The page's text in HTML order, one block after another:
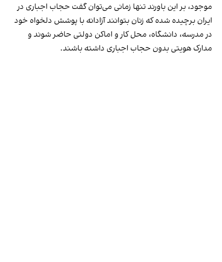
موجود، بر این باورند تنها زمانی می‌توان گفت حجاب اجباری در
ایران برچیده شده که زنان بتوانند آزادانه با پوشش دلخواه خود
در مدرسه، دانشگاه، محل کار و اماکن دولتی حاضر شوند و
مدارک هویتی بدون حجاب اجباری داشته باشند.